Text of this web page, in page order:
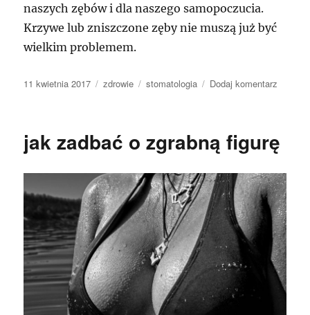
naszych zębów i dla naszego samopoczucia.
Krzywe lub zniszczone zęby nie muszą już być
wielkim problemem.
Data
11 kwietnia 2017 Kategorie
zdrowie Tagi
stomatologia Dodaj komentarz
zęby
były
i
mocne?
jak zadbać o zgrabną figurę